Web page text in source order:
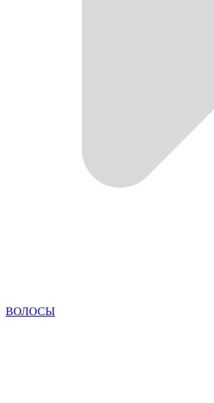
ВОЛОСЫ